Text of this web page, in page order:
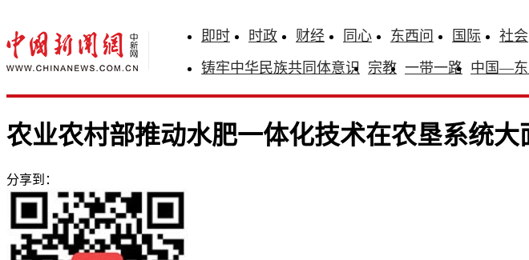
即时 时政 财经 同心 东西问 国际 社会
铸牢中华民族共同体意识 宗教 一带一路 中国—东
农业农村部推动水肥一体化技术在农垦系统大
分享到：